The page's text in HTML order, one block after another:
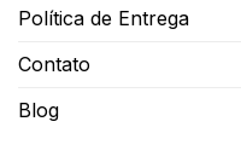
Política de Entrega
Contato
Blog